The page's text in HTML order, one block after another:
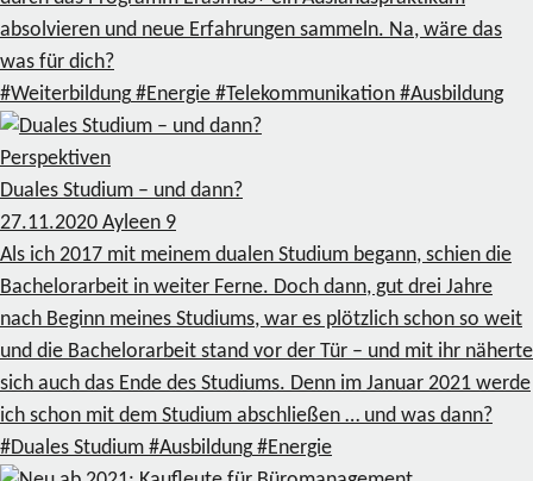
absolvieren und neue Erfahrungen sammeln. Na, wäre das
was für dich?
#Weiterbildung #Energie #Telekommunikation #Ausbildung
Perspektiven
Duales Studium – und dann?
27.11.2020 Ayleen 9
Als ich 2017 mit meinem dualen Studium begann, schien die
Bachelorarbeit in weiter Ferne. Doch dann, gut drei Jahre
nach Beginn meines Studiums, war es plötzlich schon so weit
und die Bachelorarbeit stand vor der Tür – und mit ihr näherte
sich auch das Ende des Studiums. Denn im Januar 2021 werde
ich schon mit dem Studium abschließen … und was dann?
#Duales Studium #Ausbildung #Energie